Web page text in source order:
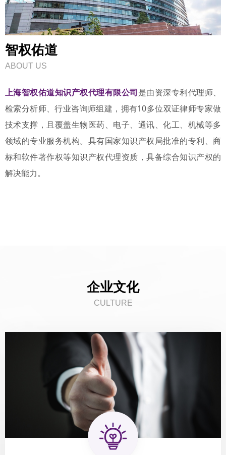
上海智权佑道知识产权代理有限公司是由资深专利代理师、
检索分析师、行业咨询师组建，拥有10多位双证律师专家做
技术支撑，且覆盖生物医药、电子、通讯、化工、机械等多
领域的专业服务机构。具有国家知识产权局批准的专利、商
标和软件著作权等知识产权代理资质，具备综合知识产权的
解决能力。
智权佑道
ABOUT US
企业文化
CULTURE